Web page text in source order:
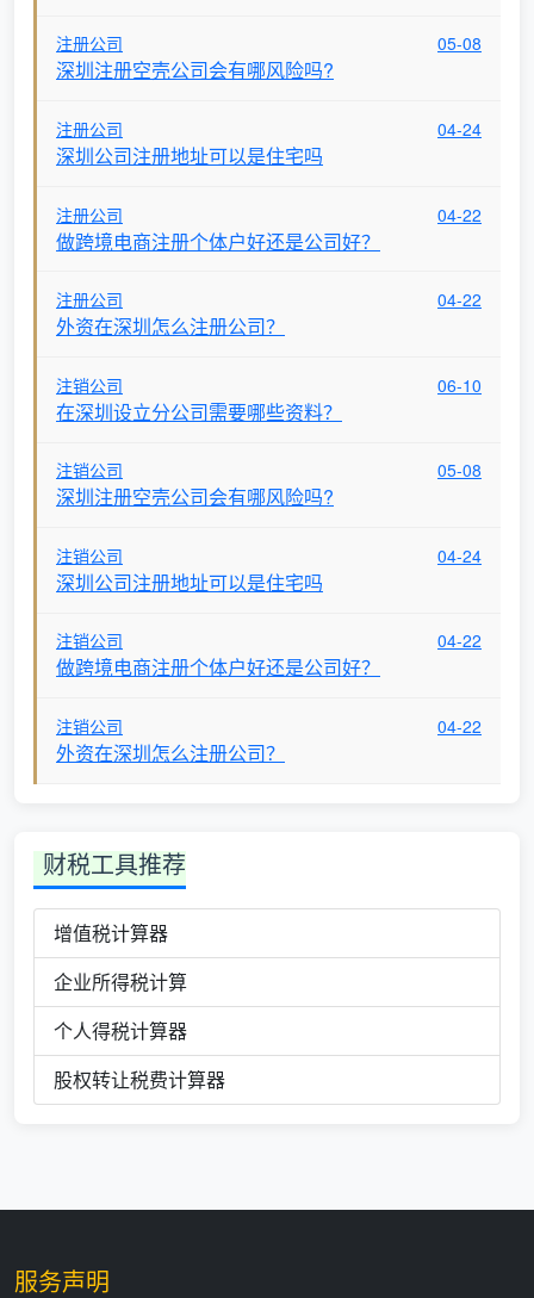
注册公司 05-08
深圳注册空壳公司会有哪风险吗?
注册公司 04-24
深圳公司注册地址可以是住宅吗
注册公司 04-22
做跨境电商注册个体户好还是公司好？
注册公司 04-22
外资在深圳怎么注册公司？
注销公司 06-10
在深圳设立分公司需要哪些资料？
注销公司 05-08
深圳注册空壳公司会有哪风险吗?
注销公司 04-24
深圳公司注册地址可以是住宅吗
注销公司 04-22
做跨境电商注册个体户好还是公司好？
注销公司 04-22
外资在深圳怎么注册公司？
财税工具推荐
增值税计算器
企业所得税计算
个人得税计算器
股权转让税费计算器
服务声明